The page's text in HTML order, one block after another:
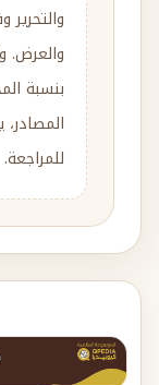
والعرض.
بنسبة
للمراجعة.